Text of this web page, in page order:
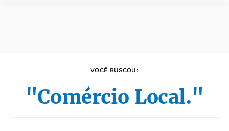
VOCÊ BUSCOU:
"Comércio Local."